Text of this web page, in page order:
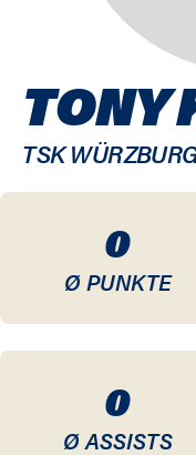
0
Ø PUNKTE
0
Ø ASSISTS
TONY
TSK